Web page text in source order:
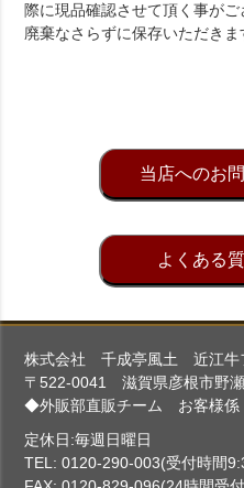
際に現品確認させて頂く事が
廃棄なさらずに保存いただきま
当店へのお
よくある
株式会社 千成亭風土 近江牛
〒522-0041 滋賀県彦根市野
◆外販部直販チーム お客様係
定休日:毎週日曜日
TEL: 0120-290-003(受付時間